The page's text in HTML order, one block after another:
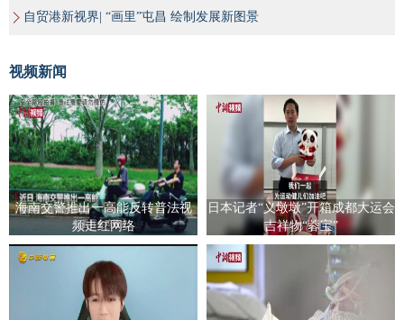
自贸港新视界| “画里”屯昌 绘制发展新图景
视频新闻
海南交警推出一高能反转普法视
频走红网络
日本记者“义墩墩”开箱成都大运会
吉祥物“蓉宝”